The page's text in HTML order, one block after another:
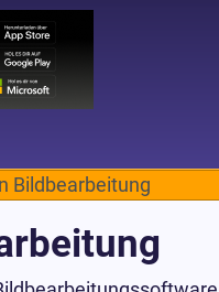
Bildbearbeitung